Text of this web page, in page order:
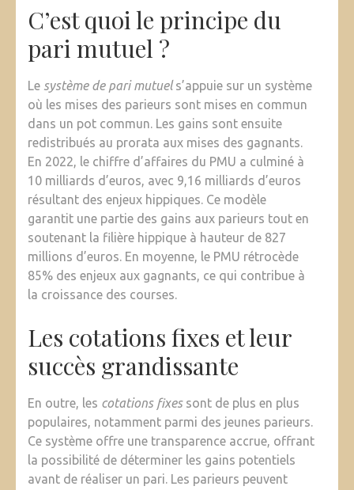
C’est quoi le principe du
pari mutuel ?
Le système de pari mutuels’appuie sur un système
où les mises des parieurs sont mises en commun
dans un pot commun. Les gains sont ensuite
redistribués au prorata aux mises des gagnants.
En 2022, le chiffre d’affaires du PMU a culminé à
10 milliards d’euros, avec 9,16 milliards d’euros
résultant des enjeux hippiques. Ce modèle
garantit une partie des gains aux parieurs tout en
soutenant la filière hippique à hauteur de 827
millions d’euros. En moyenne, le PMU rétrocède
85% des enjeux aux gagnants, ce qui contribue à
la croissance des courses.
Les cotations fixes et leur
succès grandissante
En outre, les cotations fixessont de plus en plus
populaires, notamment parmi des jeunes parieurs.
Ce système offre une transparence accrue, offrant
la possibilité de déterminer les gains potentiels
avant de réaliser un pari. Les parieurs peuvent